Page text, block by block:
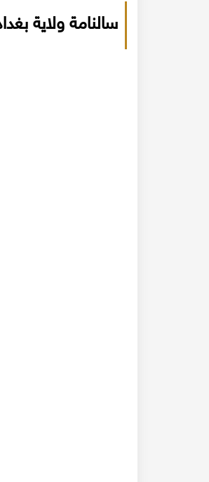
سالنامة ولاية بغداد
كتاب نهر الذهب في